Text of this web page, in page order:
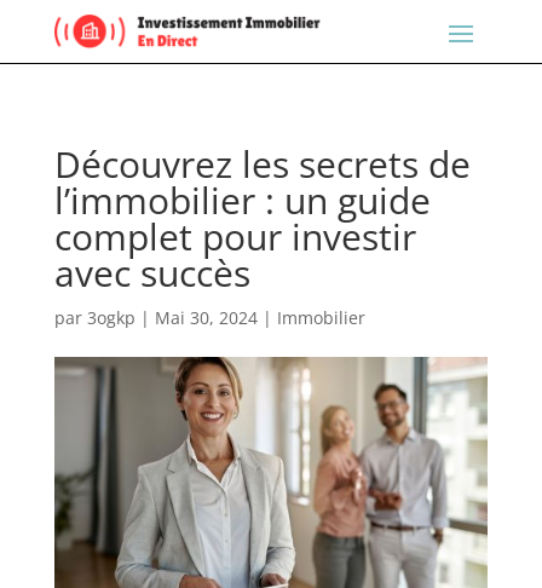
Découvrez les secrets de
l’immobilier : un guide
complet pour investir
avec succès
par 3ogkp | Mai 30, 2024| Immobilier